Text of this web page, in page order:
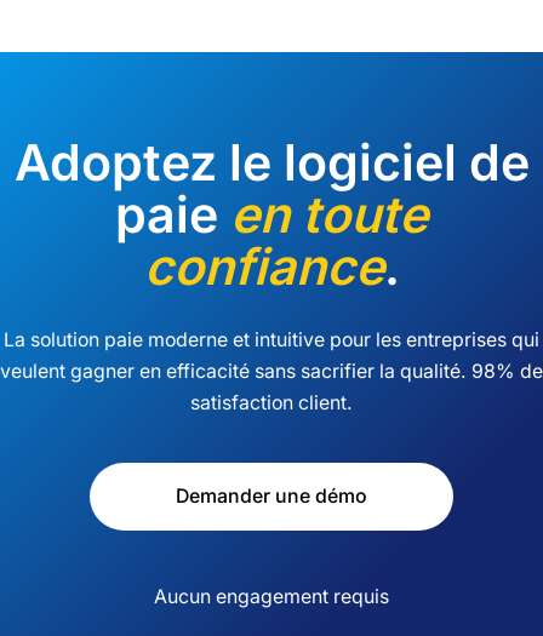
Adoptez le logiciel de
paie en toute
confiance.
La solution paie moderne et intuitive pour les entreprises qui
veulent gagner en efficacité sans sacrifier la qualité. 98% de
satisfaction client.
Demander une démo
Aucun engagement requis